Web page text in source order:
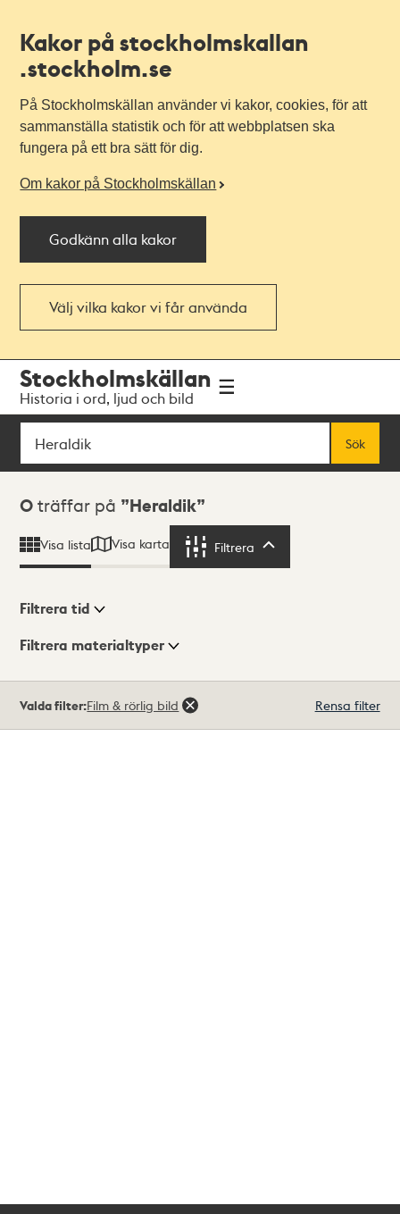
Kakor på stockholmskallan
.stockholm.se
På Stockholmskällan använder vi kakor, cookies, för att
sammanställa statistik och för att webbplatsen ska
fungera på ett bra sätt för dig.
Om kakor på Stockholmskällan
Godkänn alla kakor
Välj vilka kakor vi får använda
navigationen
huvudinnehållet
Stockholmskällan
Historia i ord, ljud och bild
Sök
Sök
Sökresultat
0 träffar på Heraldik
Visa lista Visa karta Filtrera
Visningsläge
Filtrera tid
Filtrera materialtyper
träffar
Valda filter:Film & rörlig bild Rensa filter